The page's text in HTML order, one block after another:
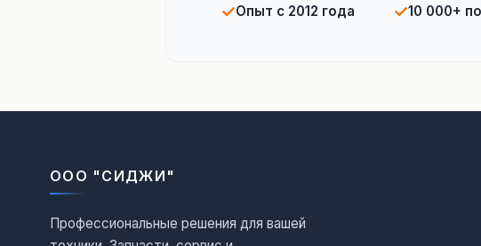
✓Опыт с 2012 года ✓10 000+
ООО "СИДЖИ"
Профессиональные решения для вашей